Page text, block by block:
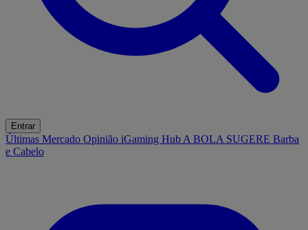
Entrar
Últimas Mercado Opinião iGaming Hub A BOLA SUGERE Barba
e Cabelo